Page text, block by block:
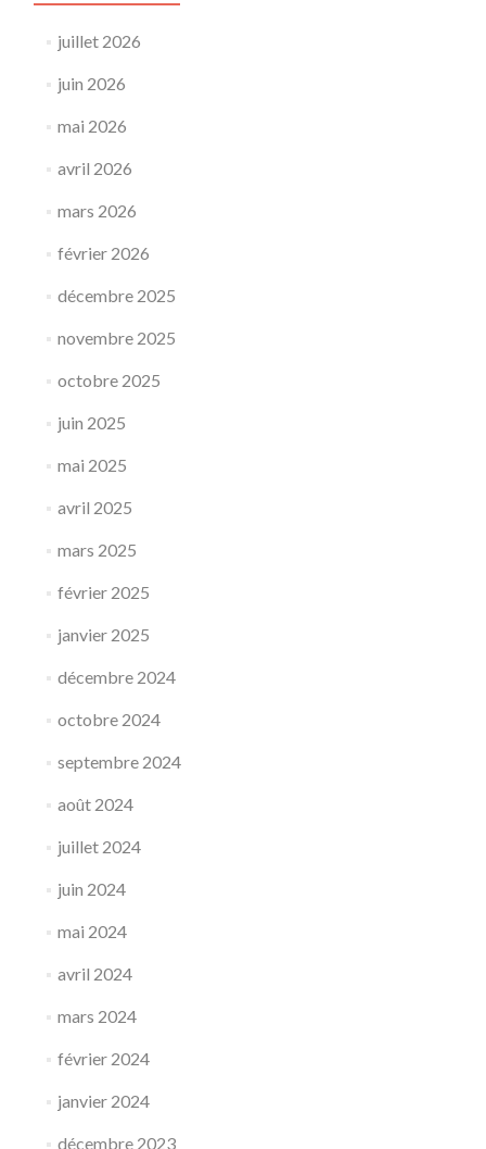
juillet 2026
juin 2026
mai 2026
avril 2026
mars 2026
février 2026
décembre 2025
novembre 2025
octobre 2025
juin 2025
mai 2025
avril 2025
mars 2025
février 2025
janvier 2025
décembre 2024
octobre 2024
septembre 2024
août 2024
juillet 2024
juin 2024
mai 2024
avril 2024
mars 2024
février 2024
janvier 2024
décembre 2023